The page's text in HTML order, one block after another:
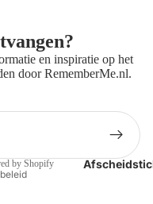
en inspiratie op het
doorRememberMe.nl.
by Shopify